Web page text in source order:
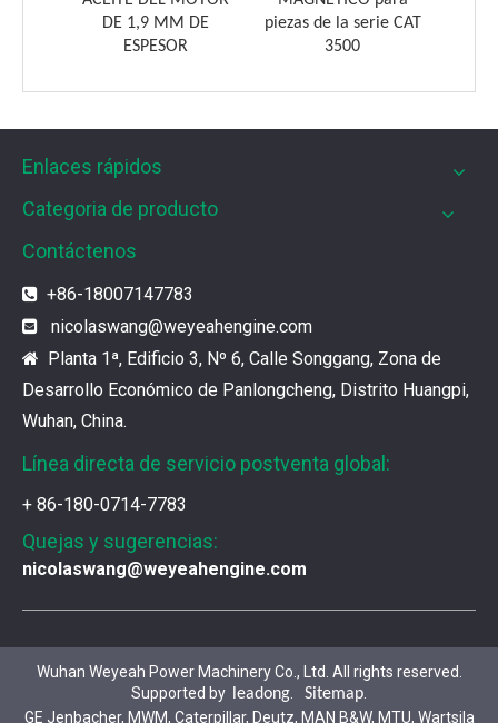
Los filtros UPF de Weyeah son ideales para motores
Los productos de gas de alta calidad son
¿Qué son las piezas premium de la serie 3500 de Caterpillar?
Muchos consumidores quieren encontrar
Se pueden utilizar piezas de diferentes series de
Jenbacher J616 Servicio de mantenimiento del grupo Genset
DE 1,9 MM DE
ESPESOR
piezas de la serie CAT
3500
Enlaces rápidos
Categoria de producto
Contáctenos
 +86-18007147783
 nicolaswang@weyeahengine.com
 Planta 1ª, Edificio 3, Nº 6, Calle Songgang, Zona de
Desarrollo Económico de Panlongcheng, Distrito Huangpi,
Wuhan, China.
Línea directa de servicio postventa global:
+ 86-180-0714-7783
Quejas y sugerencias:
nicolaswang@weyeahengine.com
Wuhan Weyeah Power Machinery Co., Ltd. All rights reserved.
Supported by
leadong Sitemap
GE Jenbacher, MWM, Caterpillar, Deutz, MAN B&W, MTU, Wartsila